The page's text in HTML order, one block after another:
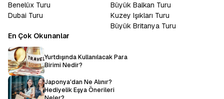
Benelüx Turu
Dubai Turu
Büyük Balkan Turu
Kuzey Işıkları Turu
Büyük Britanya Turu
En Çok Okunanlar
Yurtdışında Kullanılacak Para
Birimi Nedir?
Japonya'dan Ne Alınır?
Hediyelik Eşya Önerileri